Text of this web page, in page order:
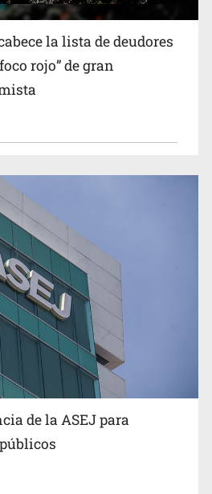
agresión y amenzas contra
la lista de deudores en Jalisco
magnitud: Economista
la lista de deudores
rojo” de gran
de la ASEJ para